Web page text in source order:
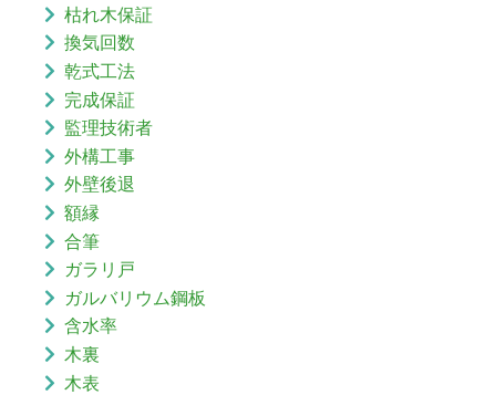
枯れ木保証
換気回数
乾式工法
完成保証
監理技術者
外構工事
外壁後退
額縁
合筆
ガラリ戸
ガルバリウム鋼板
含水率
木裏
木表